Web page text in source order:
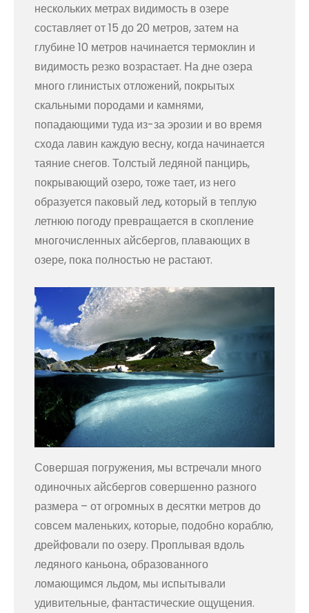
нескольких метрах видимость в озере
составляет от 15 до 20 метров, затем на
глубине 10 метров начинается термоклин и
видимость резко возрастает. На дне озера
много глинистых отложений, покрытых
скальными породами и камнями,
попадающими туда из-за эрозии и во время
схода лавин каждую весну, когда начинается
таяние снегов. Толстый ледяной панцирь,
покрывающий озеро, тоже тает, из него
образуется паковый лед, который в теплую
летнюю погоду превращается в скопление
многочисленных айсбергов, плавающих в
озере, пока полностью не растают.
Совершая погружения, мы встречали много
одиночных айсбергов совершенно разного
размера – от огромных в десятки метров до
совсем маленьких, которые, подобно кораблю,
дрейфовали по озеру. Проплывая вдоль
ледяного каньона, образованного
ломающимся льдом, мы испытывали
удивительные, фантастические ощущения.